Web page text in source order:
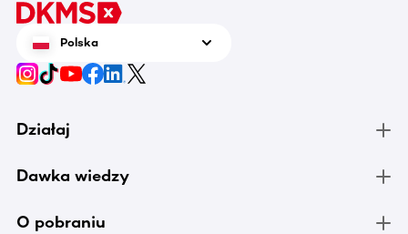
Polska
Działaj
Dawka wiedzy
O pobraniu